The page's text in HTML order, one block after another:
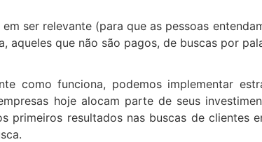
ser relevante (para que as pessoas
aqueles que não são pagos, de buscas por
como funciona, podemos implementar
hoje alocam parte de seus
primeiros resultados nas buscas de